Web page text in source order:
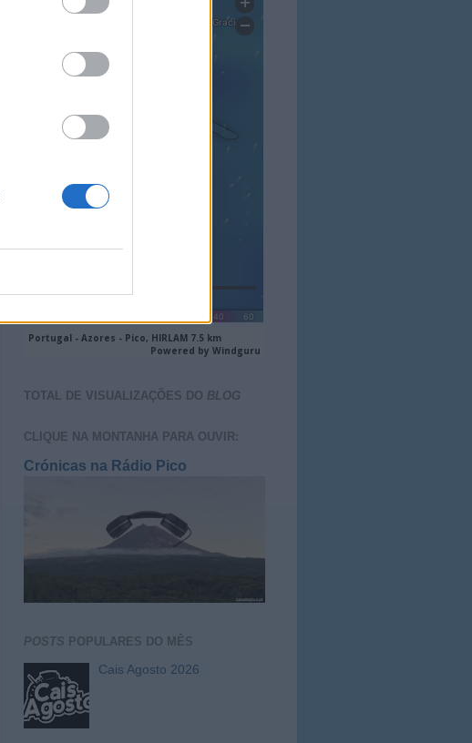
TOTAL DE VISUALIZAÇÕES DO BLOG
CLIQUE NA MONTANHA PARA OUVIR:
Crónicas na Rádio Pico
POSTS POPULARES DO MÊS
Cais Agosto 2026